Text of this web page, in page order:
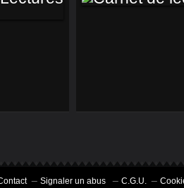
Signaler un abus C.G.U.